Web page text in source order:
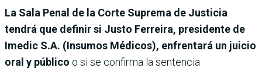
La Sala Penal de la Corte Suprema de Justicia
tendrá que definir si Justo Ferreira, presidente de
Imedic S.A. (Insumos Médicos), enfrentará un juicio
oral y público o si se confirma la sentencia